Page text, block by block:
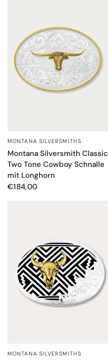
SCHNELLANSICHT
MONTANA SILVERSMITHS
Montana Silversmith Classic
Two Tone Cowboy Schnalle
mit Longhorn
€184,00
SCHNELLANSICHT
MONTANA SILVERSMITHS